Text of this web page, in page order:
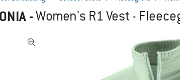
-Women's R1 Vest -